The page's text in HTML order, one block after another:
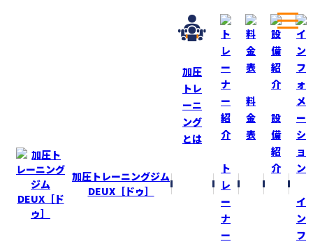
加圧トレーニングジム
DEUX［ドゥ］
加圧
トレ
ーニ
ング
とは
ト
レ
ー
ナ
ー
料
金
表
設
備
紹
介
イ
ン
フ
BLOG
芽が出て来た！
2023-5-22